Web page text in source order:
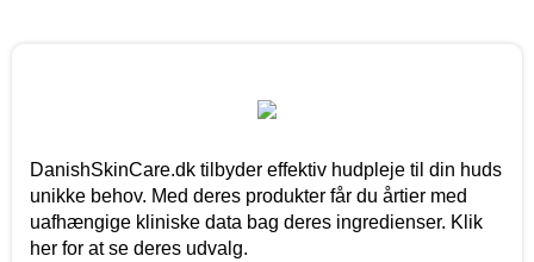
DanishSkinCare.dk tilbyder effektiv hudpleje til din huds
unikke behov. Med deres produkter får du årtier med
uafhængige kliniske data bag deres ingredienser. Klik
her for at se deres udvalg.